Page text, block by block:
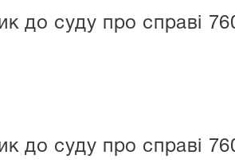
до суду про справі
до суду про справі